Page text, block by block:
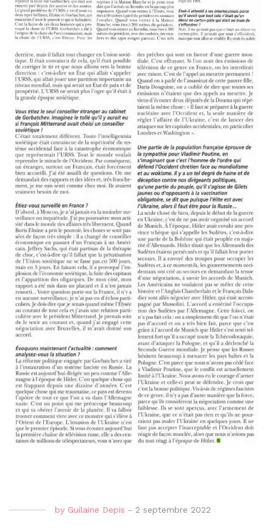
by Guilaine Depis - 2 septembre 2022